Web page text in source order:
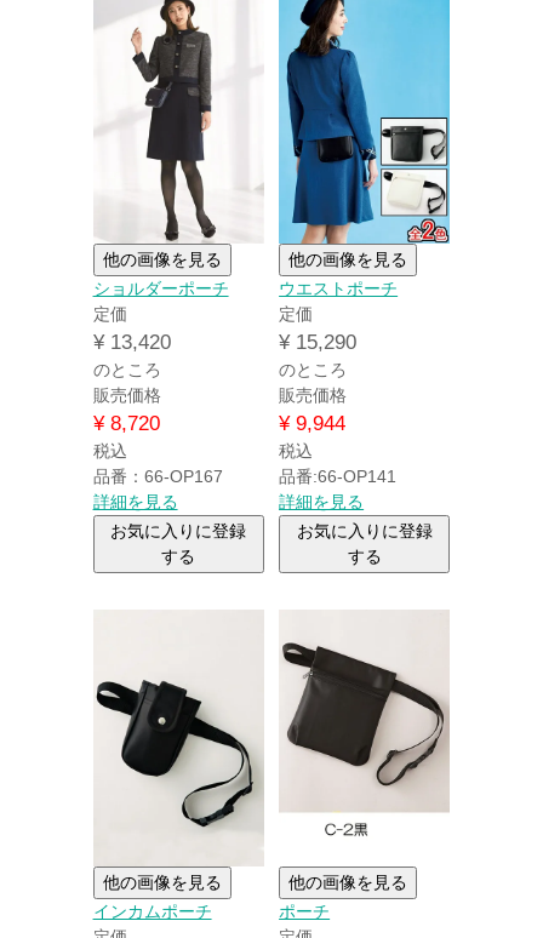
他の画像を見る
ショルダーポーチ
定価
¥ 13,420
のところ
販売価格
¥ 8,720
税込
品番：66-OP167
詳細を見る
お気に入りに登録
する
他の画像を見る
ウエストポーチ
定価
¥ 15,290
のところ
販売価格
¥ 9,944
税込
品番:66-OP141
詳細を見る
お気に入りに登録
する
他の画像を見る
インカムポーチ
他の画像を見る
ポーチ